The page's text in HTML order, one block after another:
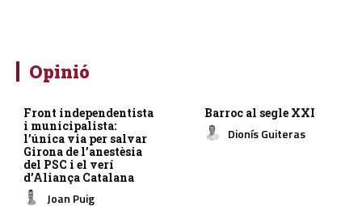
Opinió
Front independentista
i municipalista:
l’única via per salvar
Girona de l’anestèsia
del PSC i el verí
d’Aliança Catalana
Joan Puig
Barroc al segle XXI
Dionís Guiteras